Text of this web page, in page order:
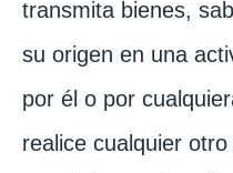
transmita bienes,
su origen en una
por él o por
realice cualquier